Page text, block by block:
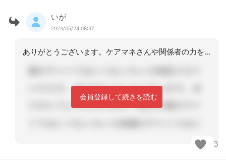
いが
2023/05/24 08:37
ありがとうございます。ケアマネさんや関係者の力をお借りして対応していきたいと思い
会員登録して続きを読む
3